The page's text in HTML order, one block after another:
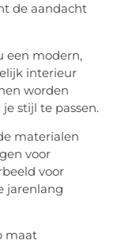
de aandacht
een modern,
interieur
worden
stijl te passen.
materialen
voor
voor
jarenlang
maat